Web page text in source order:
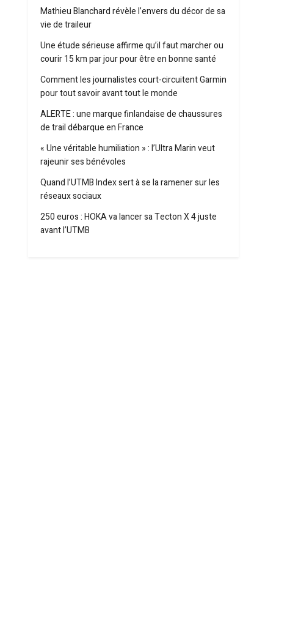
Mathieu Blanchard révèle l’envers du décor de sa
vie de traileur
Une étude sérieuse affirme qu’il faut marcher ou
courir 15 km par jour pour être en bonne santé
Comment les journalistes court-circuitent Garmin
pour tout savoir avant tout le monde
ALERTE : une marque finlandaise de chaussures
de trail débarque en France
« Une véritable humiliation » : l’Ultra Marin veut
rajeunir ses bénévoles
Quand l’UTMB Index sert à se la ramener sur les
réseaux sociaux
250 euros : HOKA va lancer sa Tecton X 4 juste
avant l’UTMB